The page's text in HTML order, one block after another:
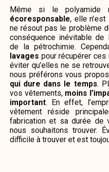
Même si le polyamide
écoresponsable, elle n’est
ne résout pas le problème
conséquence inévitable de
de la pétrochimie.
lavages pour récupérer
éviter qu’elles ne se
nous préférons vous
qui dure dans le temps.
vos vêtements, moins
important. En effet, l
vêtement réside
fabrication et sa durée de
nous souhaitons trouver.
difficile à trouver et est